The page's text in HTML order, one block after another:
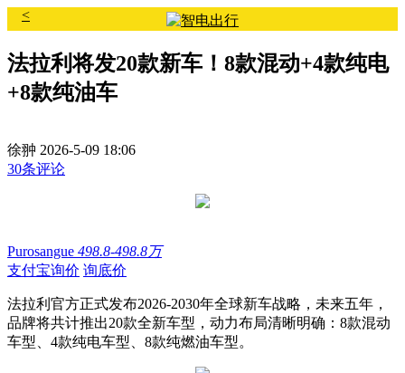
<
法拉利将发20款新车！8款混动+4款纯电
+8款纯油车
徐翀 2026-5-09 18:06
30条评论
Purosangue 498.8-498.8万
支付宝询价 询底价
法拉利官方正式发布2026-2030年全球新车战略，未来五年，
品牌将共计推出20款全新车型，动力布局清晰明确：8款混动
车型、4款纯电车型、8款纯燃油车型。